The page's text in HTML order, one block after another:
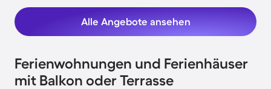
Alle Angebote ansehen
Ferienwohnungen und Ferienhäuser
mit Balkon oder Terrasse